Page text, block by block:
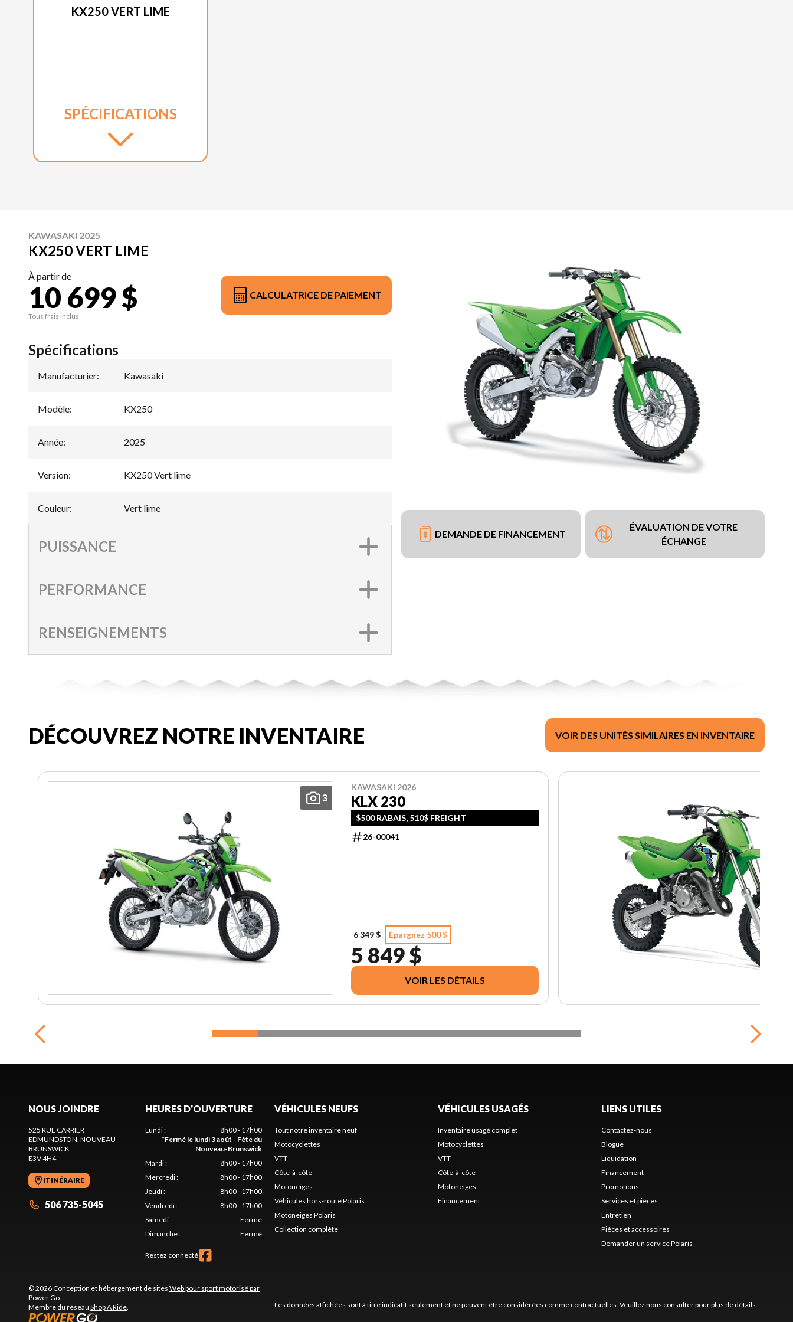
KX250 VERT LIME
SPÉCIFICATIONS
KAWASAKI 2025
KX250 VERT LIME
À partir de
10 699 $
Tous frais inclus
CALCULATRICE DE PAIEMENT
DEMANDE DE FINANCEMENT
ÉVALUATION DE VOTRE
ÉCHANGE
Spécifications
Manufacturier: Kawasaki
Modèle: KX250
Année: 2025
Version: KX250 Vert lime
Couleur: Vert lime
PUISSANCE
PERFORMANCE
RENSEIGNEMENTS
DÉCOUVREZ NOTRE INVENTAIRE VOIR DES UNITÉS SIMILAIRES EN INVENTAIRE
3
KAWASAKI 2026
KLX 230
$500 RABAIS, 510$ FREIGHT
26-00041
6 349 $ Épargnez 500 $
5 849 $
VOIR LES DÉTAILS
NOUS JOINDRE
525 RUE CARRIER
EDMUNDSTON, NOUVEAU-
BRUNSWICK
E3V 4H4
ITINÉRAIRE
506 735-5045
HEURES D'OUVERTURE
Lundi:
8h00 - 17h00
*Fermé le lundi 3 août - Fête du
Nouveau-Brunswick
Mardi:
8h00 - 17h00
Mercredi:
8h00 - 17h00
Jeudi:
8h00 - 17h00
Vendredi:
8h00 - 17h00
Samedi:
Fermé
Dimanche: Fermé
Restez connecté
© 2026 Conception et hébergement de sites Web pour sport motorisé par
Power Go.
Membre du réseau Shop A Ride.
VÉHICULES NEUFS
Tout notre inventaire neuf
Motocyclettes
VTT
Côte-à-côte
Motoneiges
Véhicules hors-route Polaris
Motoneiges Polaris
Collection complète
VÉHICULES USAGÉS
Inventaire usagé complet
Motocyclettes
VTT
Côte-à-côte
Motoneiges
Financement
LIENS UTILES
Contactez-nous
Blogue
Liquidation
Financement
Promotions
Services et pièces
Entretien
Pièces et accessoires
Demander un service Polaris
Les données affichées sont à titre indicatif seulement et ne peuvent être considérées comme contractuelles. Veuillez nous consulter pour plus de détails.